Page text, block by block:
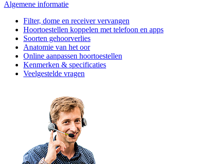
Algemene informatie
Filter, dome en receiver vervangen
Hoortoestellen koppelen met telefoon en apps
Soorten gehoorverlies
Anatomie van het oor
Online aanpassen hoortoestellen
Kenmerken & specificaties
Veelgestelde vragen